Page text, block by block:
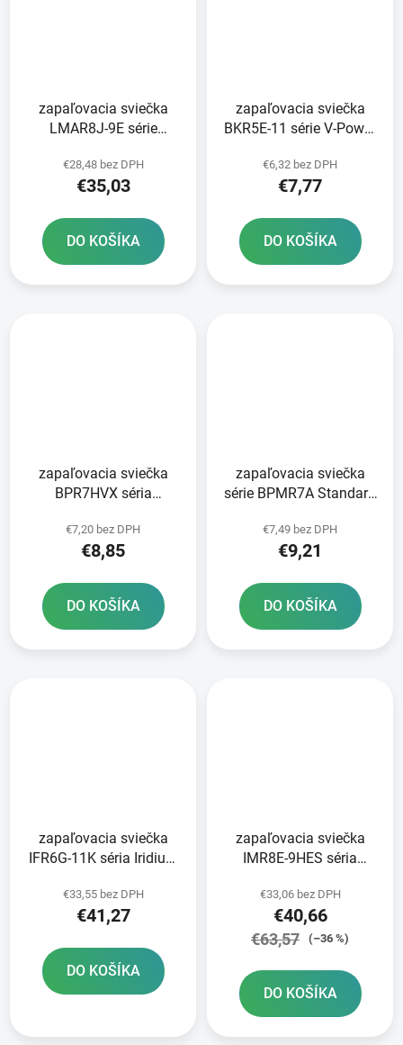
zapaľovacia sviečka
LMAR8J-9E série
€28,48 bez DPH
€35,03
DO KOŠÍKA
zapaľovacia sviečka
BKR5E-11 série V-Power
€6,32 bez DPH
€7,77
DO KOŠÍKA
zapaľovacia sviečka
BPR7HVX séria
€7,20 bez DPH
€8,85
DO KOŠÍKA
zapaľovacia sviečka
série BPMR7A Standard
€7,49 bez DPH
€9,21
DO KOŠÍKA
zapaľovacia sviečka
IFR6G-11K séria Iridium
€33,55 bez DPH
€41,27
DO KOŠÍKA
zapaľovacia sviečka
IMR8E-9HES séria
€33,06 bez DPH
€40,66
€63,57 (–36 %)
DO KOŠÍKA